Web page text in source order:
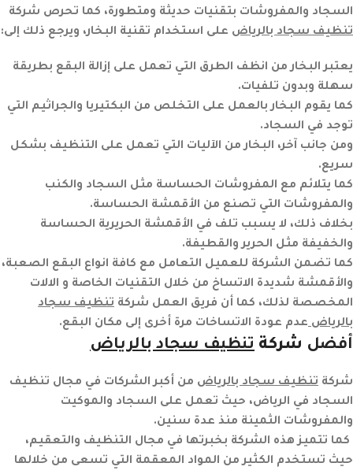
السجاد والمفروشات بتقنيات حديثة ومتطورة، كما تحرص شركة
تنظيف سجاد بالرياض على استخدام تقنية البخار، ويرجع ذلك إلى:
يعتبر البخار من انظف الطرق التي تعمل على إزالة البقع بطريقة
سهلة وبدون تلفيات.
كما يقوم البخار بالعمل على التخلص من البكتيريا والجراثيم التي
توجد في السجاد.
ومن جانب آخر، البخار من الآليات التي تعمل على التنظيف بشكل
سريع.
كما يتلائم مع المفروشات الحساسة مثل السجاد والكنب
والمفروشات التي تصنع من الأقمشة الحساسة.
بخلاف ذلك، لا يسبب تلف في الأقمشة الحريرية الحساسة
والخفيفة مثل الحرير والقطيفة.
كما تضمن الشركة للعميل التعامل مع كافة انواع البقع الصعبة،
والأقمشة شديدة الاتساخ من خلال التقنيات الخاصة و الالات
المخصصة لذلك، كما أن فريق العمل شركة تنظيف سجاد
بالرياضعدم عودة الاتساخات مرة أخرى إلى مكان البقع.
أفضل شركة تنظيف سجاد بالرياض
شركة تنظيف سجاد بالرياض من أكبر الشركات في مجال تنظيف
السجاد في الرياض، حيث تعمل على السجاد والموكيت
والمفروشات الثمينة منذ عدة سنين.
كما تتميز هذه الشركة بخبرتها في مجال التنظيف والتعقيم،
حيث تستخدم الكثير من المواد المعقمة التي تسعى من خلالها